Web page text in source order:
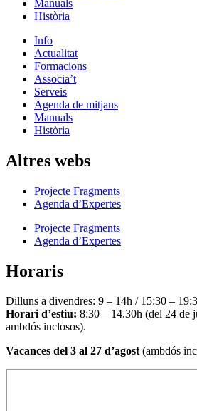
Manuals
Història
Info
Actualitat
Formacions
Associa’t
Serveis
Agenda de mitjans
Manuals
Història
Altres webs
Projecte Fragments
Agenda d’Expertes
Projecte Fragments
Agenda d’Expertes
Horaris
Dilluns a divendres: 9 – 14h / 15:30 –
Horari d’estiu: 8:30 – 14.30h (del 24 de
ambdós inclosos).
Vacances del 3 al 27 d’agost(ambdós